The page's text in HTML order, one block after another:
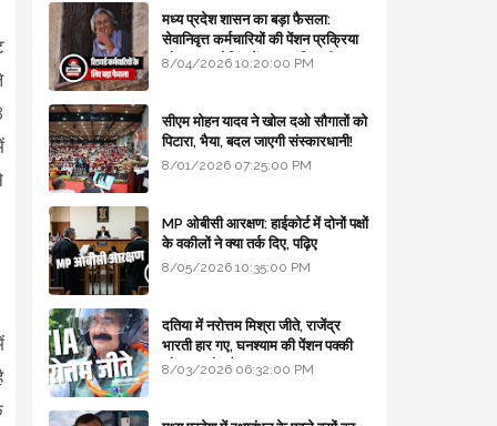
मध्य प्रदेश शासन का बड़ा फैसला:
सेवानिवृत्त कर्मचारियों की पेंशन प्रक्रिया
और बजट कोडिंग में हुए क्रांतिकारी
8/04/2026 10:20:00 PM
सीएम मोहन यादव ने खोल दओ सौगातों को
पिटारा, भैया, बदल जाएगी संस्कारधानी!
8/01/2026 07:25:00 PM
MP ओबीसी आरक्षण: हाईकोर्ट में दोनों पक्षों
के वकीलों ने क्या तर्क दिए, पढ़िए
8/05/2026 10:35:00 PM
दतिया में नरोत्तम मिश्रा जीते, राजेंद्र
भारती हार गए, घनश्याम की पेंशन पक्की
और आशुतोष बैक टू...
8/03/2026 06:32:00 PM